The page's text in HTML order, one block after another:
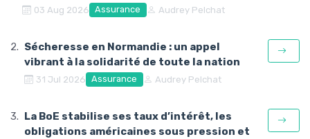
03 Aug 2026 Assurance Audrey Pelchat
Sécheresse en Normandie : un appel
vibrant à la solidarité de toute la nation
31 Jul 2026 Assurance Audrey Pelchat
La BoE stabilise ses taux d’intérêt, les
obligations américaines sous pression et